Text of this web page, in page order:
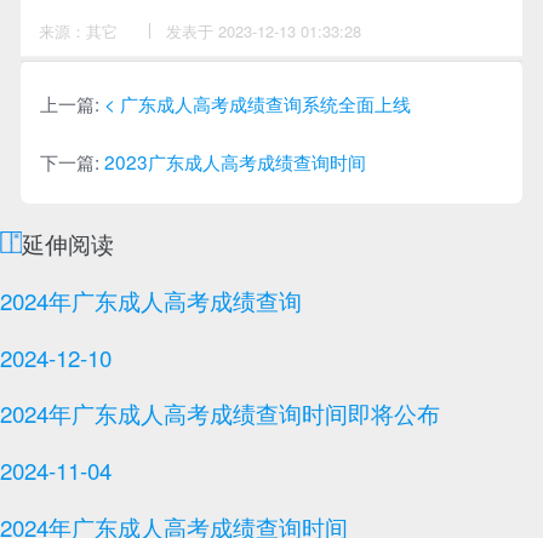
来源：其它
刘
师
发表于 2023-12-13 01:33:28
上一篇: < 广东成人高考成绩查询系统全面上线
下一篇:2023广东成人高考成绩查询时间
延伸阅读
2024年广东成人高考成绩查询
2024-12-10
2024年广东成人高考成绩查询时间即将公布
2024-11-04
2024年广东成人高考成绩查询时间